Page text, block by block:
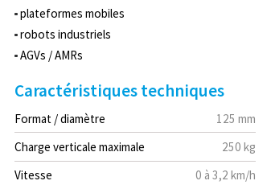
plateformes mobiles
robots industriels
AGVs / AMRs
Caractéristiques techniques
Format / diamètre
125 mm
Charge verticale maximale
250 kg
Vitesse
0 à 3,2 km/h